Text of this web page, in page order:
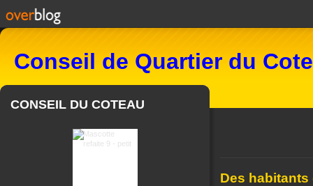
Conseil de Quartier du
CONSEIL DU COTEAU
Des habitants